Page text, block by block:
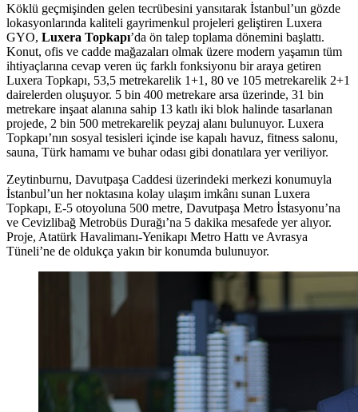
Köklü geçmişinden gelen tecrübesini yansıtarak İstanbul’un gözde
lokasyonlarında kaliteli gayrimenkul projeleri geliştiren Luxera
GYO, Luxera Topkapı’da ön talep toplama dönemini başlattı.
Konut, ofis ve cadde mağazaları olmak üzere modern yaşamın tüm
ihtiyaçlarına cevap veren üç farklı fonksiyonu bir araya getiren
Luxera Topkapı, 53,5 metrekarelik 1+1, 80 ve 105 metrekarelik 2+1
dairelerden oluşuyor. 5 bin 400 metrekare arsa üzerinde, 31 bin
metrekare inşaat alanına sahip 13 katlı iki blok halinde tasarlanan
projede, 2 bin 500 metrekarelik peyzaj alanı bulunuyor. Luxera
Topkapı’nın sosyal tesisleri içinde ise kapalı havuz, fitness salonu,
sauna, Türk hamamı ve buhar odası gibi donatılara yer veriliyor.
Zeytinburnu, Davutpaşa Caddesi üzerindeki merkezi konumuyla
İstanbul’un her noktasına kolay ulaşım imkânı sunan Luxera
Topkapı, E-5 otoyoluna 500 metre, Davutpaşa Metro İstasyonu’na
ve Cevizlibağ Metrobüs Durağı’na 5 dakika mesafede yer alıyor.
Proje, Atatürk Havalimanı-Yenikapı Metro Hattı ve Avrasya
Tüneli’ne de oldukça yakın bir konumda bulunuyor.